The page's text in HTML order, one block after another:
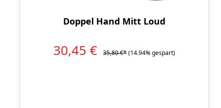
Doppel Hand Mitt Loud
30,45 € 35,80 €*(14.94% gespart)